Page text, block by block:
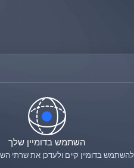
השתמש בדומיין שלך
להשתמש בדומיין קיים ולעדכן את שרתי